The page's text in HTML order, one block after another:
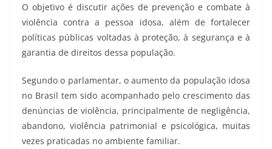
O objetivo é discutir ações de prevenção e combate à
violência contra a pessoa idosa, além de fortalecer
políticas públicas voltadas à proteção, à segurança e à
garantia de direitos dessa população.
Segundo o parlamentar, o aumento da população idosa
no Brasil tem sido acompanhado pelo crescimento das
denúncias de violência, principalmente de negligência,
abandono, violência patrimonial e psicológica, muitas
vezes praticadas no ambiente familiar.